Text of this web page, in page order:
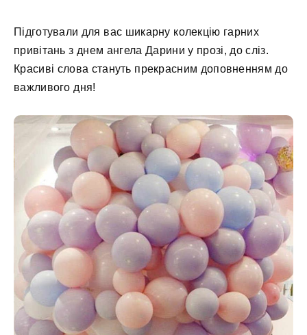
Підготували для вас шикарну колекцію гарних
привітань з днем ангела Дарини у прозі, до сліз.
Красиві слова стануть прекрасним доповненням до
важливого дня!